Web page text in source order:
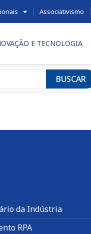
Associativismo
E TECNOLOGIA
BUSCAR
da Indústria
RPA